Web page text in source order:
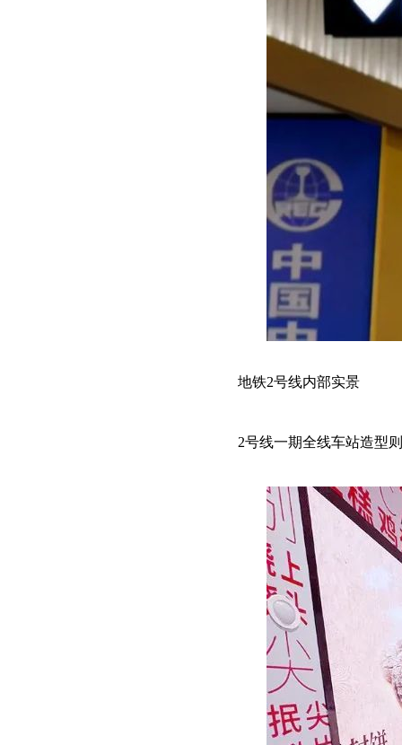
地铁2号线内部实景
2号线一期全线车站造型